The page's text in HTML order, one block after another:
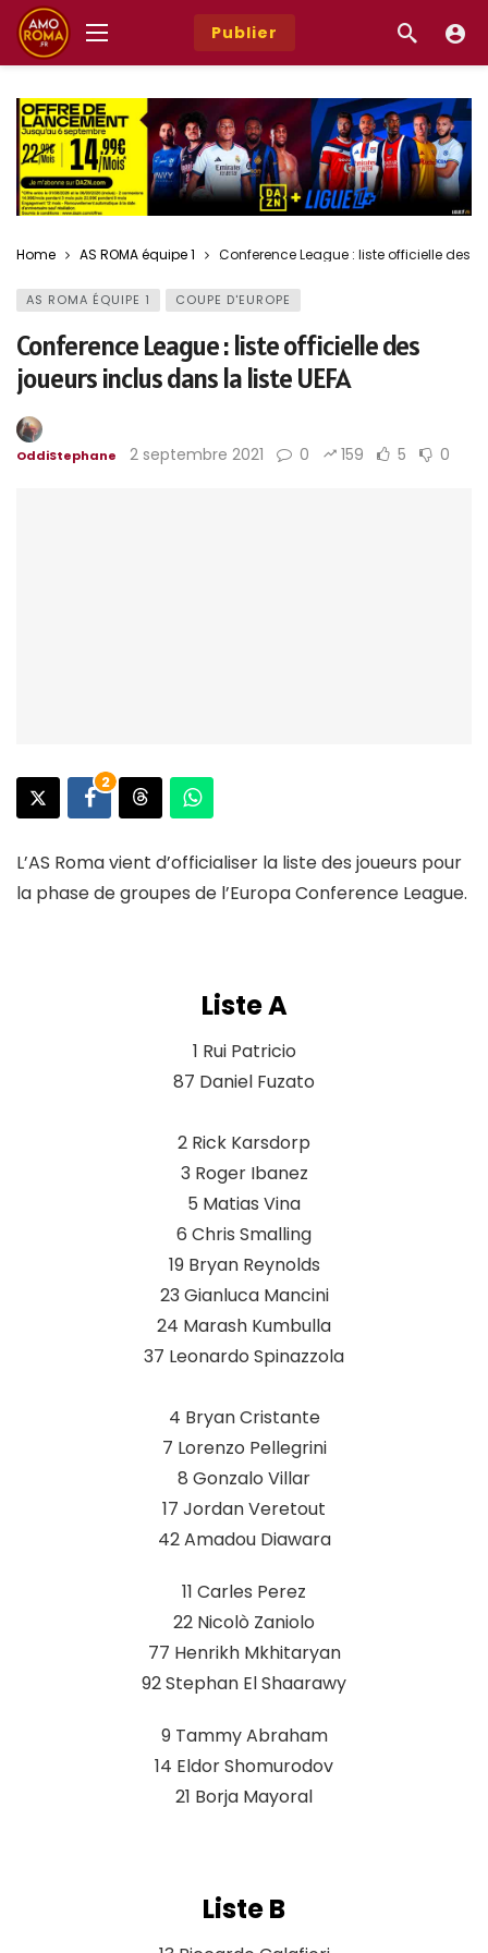
Publier
Home AS ROMA équipe 1 Conference League : liste officielle des
AS ROMA ÉQUIPE 1 COUPE D'EUROPE
Conference League : liste officielle des
joueurs inclus dans la liste UEFA
OddiStephane 2 septembre 2021 0 159 5 0
2
L’AS Roma vient d’officialiser la liste des joueurs pour
la phase de groupes de l’Europa Conference League.
Liste A
1 Rui Patricio
87 Daniel Fuzato
2 Rick Karsdorp
3 Roger Ibanez
5 Matias Vina
6 Chris Smalling
19 Bryan Reynolds
23 Gianluca Mancini
24 Marash Kumbulla
37 Leonardo Spinazzola
4 Bryan Cristante
7 Lorenzo Pellegrini
8 Gonzalo Villar
17 Jordan Veretout
42 Amadou Diawara
11 Carles Perez
22 Nicolò Zaniolo
77 Henrikh Mkhitaryan
92 Stephan El Shaarawy
9 Tammy Abraham
14 Eldor Shomurodov
21 Borja Mayoral
Liste B